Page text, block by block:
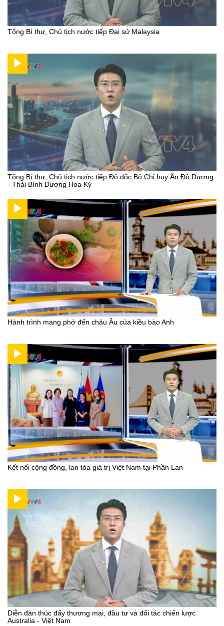
Tổng Bí thư, Chủ tịch nước tiếp Đại sứ Malaysia
Tổng Bí thư, Chủ tịch nước tiếp Đô đốc Bộ Chỉ huy Ấn Độ Dương
- Thái Bình Dương Hoa Kỳ
Hành trình mang phở đến châu Âu của kiều bào Anh
Kết nối cộng đồng, lan tỏa giá trị Việt Nam tại Phần Lan
Diễn đàn thúc đẩy thương mại, đầu tư và đối tác chiến lược
Australia - Việt Nam